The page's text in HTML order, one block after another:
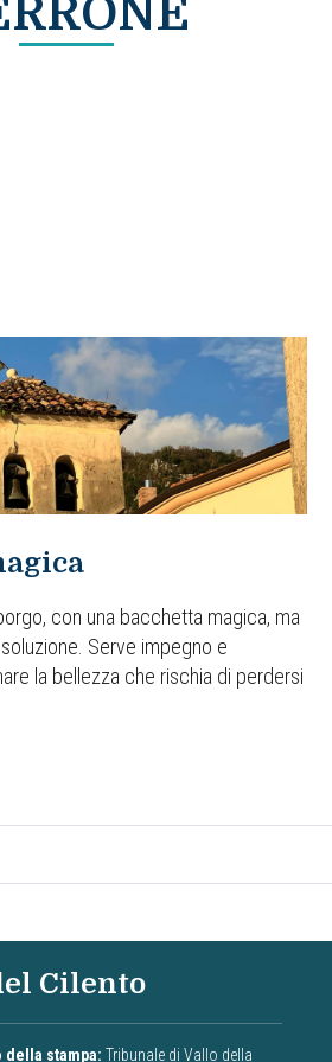
con una bacchetta magica, ma
soluzione. Serve impegno e
la bellezza che rischia di perdersi
Cilento
stampa: Tribunale di Vallo della